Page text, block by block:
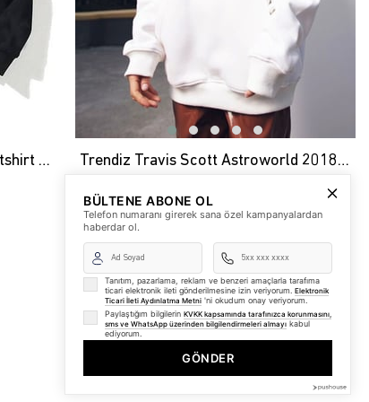
Trendiz Suicideboy Unisex Sweatshirt Hoodie
Trendiz Travis Scott Astroworld 2018 Unisex Sweatshirt Hoodie
BÜLTENE ABONE OL
Telefon numaranı girerek sana özel kampanyalardan
haberdar ol.
Tanıtım, pazarlama, reklam ve benzeri amaçlarla tarafıma
ticari elektronik ileti gönderilmesine izin veriyorum. Elektronik
Ticari İleti Aydınlatma Metni 'ni okudum onay veriyorum.
Paylaştığım bilgilerin KVKK kapsamında tarafınızca korunmasını,
sms ve WhatsApp üzerinden bilgilendirmeleri almayı kabul
ediyorum.
GÖNDER